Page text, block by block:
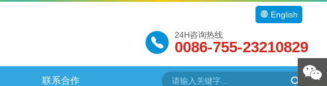
24H咨询热线
0086-755-23210829
English
联系合作